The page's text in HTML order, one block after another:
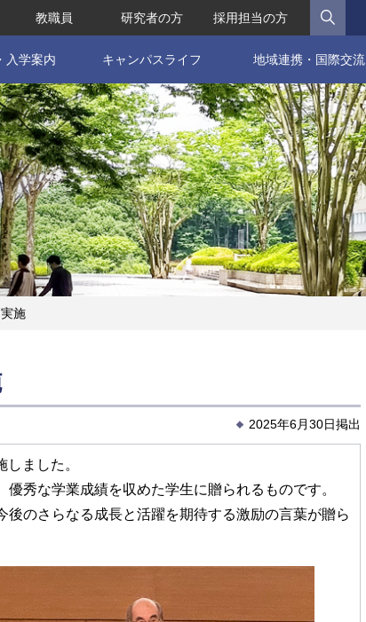
教職員 研究者の方 採用担当の方
入学案内 キャンパスライフ 地域連携・国際交流
施
2025年6月30日掲出
ました。
秀な学業成績を収めた学生に贈られるものです。
のさらなる成長と活躍を期待する激励の言葉が贈ら